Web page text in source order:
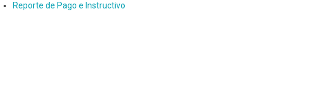
Reporte de Pago e Instructivo